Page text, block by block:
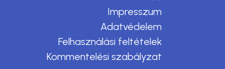
Impresszum
Adatvédelem
Felhasználási feltételek
Kommentelési szabályzat